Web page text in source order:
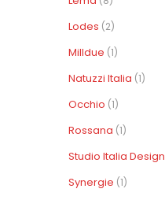
Lodes (2)
Milldue (1)
Natuzzi Italia (1)
Occhio (1)
Rossana (1)
Studio Italia Design
Synergie (1)